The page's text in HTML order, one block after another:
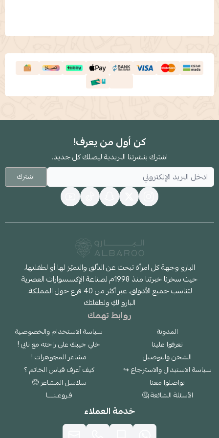
كن أول من يعرف!
اشترك بنشرتنا البريدية ليصلك كل جديد.
اشترك
البارو وجهة كل امرأة تبحث عن التألق والتميّز لها أو لطفلتها،
حيث سخرنا خبرتنا منذ 1998م لصناعة الإكسسوارات العصرية
لتناسب جميع الأذواق، عبر أكثر من 40 فرع حول المملكة.
البارو لكِ ولطفلتك
روابط تهمك
المدونة
تعرفوا علينا
الشحن والتوصيل
سياسة الاستبدال والاسترجاع ↪
تواصلوا معنا
الأسئلة الشائعة 🤔
سياسة الاستخدام والخصوصية
خلي جيبك على راحته مع تابي !
مشاعر المجوهرات !
كيف أعرف قياس الخاتم ؟
سلاسل المشاعر 🥺
فـروعـنــــا
خدمة العملاء